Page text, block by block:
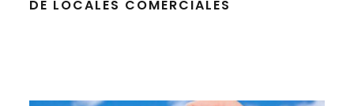
DE LOCALES COMERCIALES